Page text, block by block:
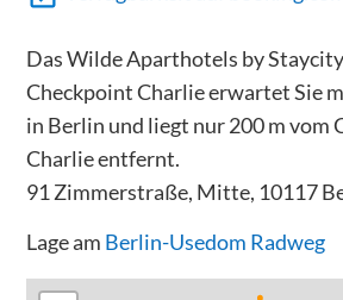
Das Wilde Aparthotels by
Checkpoint Charlie erwartet Sie
in Berlin und liegt nur 200 m vom
Charlie entfernt.
91 Zimmerstraße, Mitte, 10117
Lage am Berlin-Usedom Radweg